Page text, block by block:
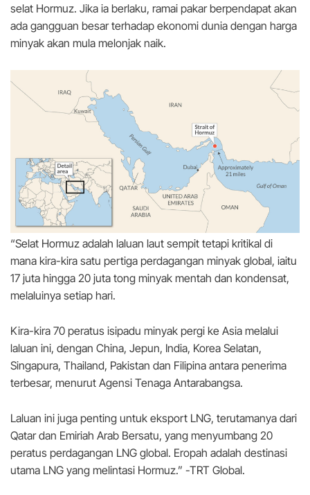
selat Hormuz. Jika ia berlaku, ramai pakar berpendapat akan
ada gangguan besar terhadap ekonomi dunia dengan harga
minyak akan mula melonjak naik.
“Selat Hormuz adalah laluan laut sempit tetapi kritikal di
mana kira-kira satu pertiga perdagangan minyak global, iaitu
17 juta hingga 20 juta tong minyak mentah dan kondensat,
melaluinya setiap hari.
Kira-kira 70 peratus isipadu minyak pergi ke Asia melalui
laluan ini, dengan China, Jepun, India, Korea Selatan,
Singapura, Thailand, Pakistan dan Filipina antara penerima
terbesar, menurut Agensi Tenaga Antarabangsa.
Laluan ini juga penting untuk eksport LNG, terutamanya dari
Qatar dan Emiriah Arab Bersatu, yang menyumbang 20
peratus perdagangan LNG global. Eropah adalah destinasi
utama LNG yang melintasi Hormuz.” -TRT Global.